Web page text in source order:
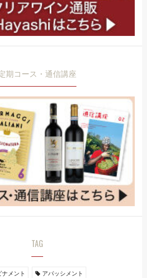
期コース・通信講座
TAG
ナメント アパッシメント